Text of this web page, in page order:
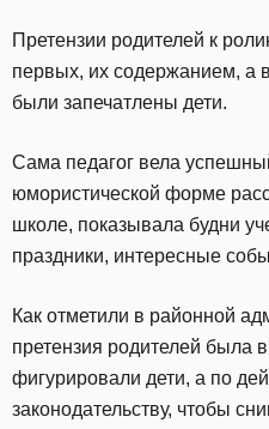
Претензии родителей к
первых, их содержанием, а
были запечатлены дети.
Сама педагог вела
юмористической форме
школе, показывала будни
праздники, интересные
Как отметили в районной
претензия родителей была
фигурировали дети, а по
законодательству, чтобы